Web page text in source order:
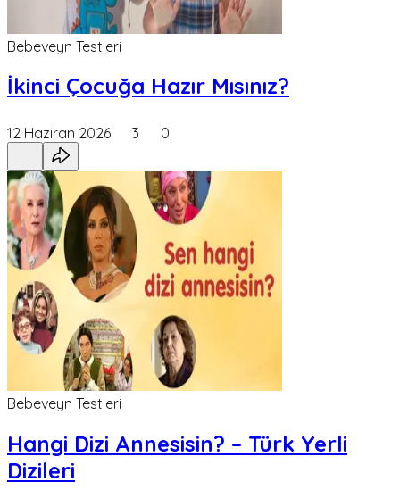
Bebeveyn Testleri
İkinci Çocuğa Hazır Mısınız?
12 Haziran 2026 3 0
Bebeveyn Testleri
Hangi Dizi Annesisin? – Türk Yerli
Dizileri